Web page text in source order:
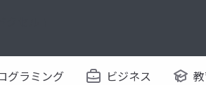
グラミング ビジネス